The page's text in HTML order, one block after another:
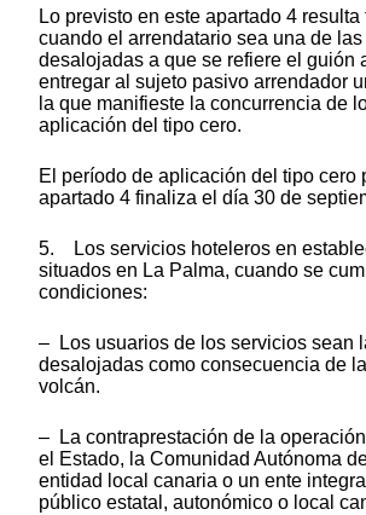
Lo previsto en este apartado 4
cuando el arrendatario sea una de
desalojadas a que se refiere el guión
entregar al sujeto pasivo arrendador
la que manifieste la concurrencia de
aplicación del tipo cero.
El período de aplicación del tipo cero
apartado 4 finaliza el día 30 de
5. Los servicios hoteleros en
situados en La Palma, cuando se
condiciones:
– Los usuarios de los servicios sean
desalojadas como consecuencia de
volcán.
– La contraprestación de la
el Estado, la Comunidad Autónoma
entidad local canaria o un ente
público estatal, autonómico o local